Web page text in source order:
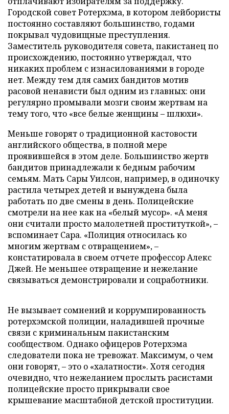
Городской совет Ротерхэма, в котором лейбористы
постоянно составляют большинство, годами
покрывал чудовищные преступления.
Заместитель руководителя совета, пакистанец по
происхождению, постоянно утверждал, что
никаких проблем с изнасилованиями в городе
нет. Между тем для самих бандитов мотив
расовой ненависти был одним из главных: они
регулярно промывали мозги своим жертвам на
тему того, что «все белые женщины – шлюхи».
Меньше говорят о традиционной кастовости
английского общества, в полной мере
проявившейся в этом деле. Большинство жертв
бандитов принадлежали к бедным рабочим
семьям. Мать Сары Уилсон, например, в одиночку
растила четырех детей и вынуждена была
работать по две смены в день. Полицейские
смотрели на нее как на «белый мусор». «А меня
они считали просто малолетней проституткой», –
вспоминает Сара. «Полиция относилась ко
многим жертвам с отвращением», –
констатировала в своем отчете профессор Алекс
Джей. Не меньшее отвращение и нежелание
связываться демонстрировали и соцработники.
Не вызывает сомнений и коррумпированность
ротерхэмской полиции, наладившей прочные
связи с криминальным пакистанским
сообществом. Однако офицеров Ротерхэма
следователи пока не тревожат. Максимум, о чем
они говорят, – это о «халатности». Хотя сегодня
очевидно, что нежеланием прослыть расистами
полицейские просто прикрывали свое
крышевание масштабной детской проституции.